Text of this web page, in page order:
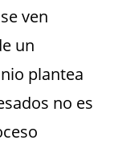
ven
un
plantea
no es